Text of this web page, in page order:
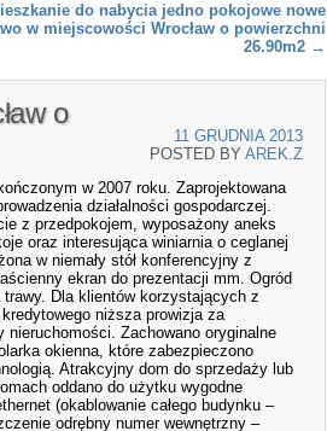
do nabycia jedno pokojowe nowe
w miejscowości Wrocław o powierzchni
26.90m2 →
o
11 GRUDNIA 2013
POSTED BY AREK.Z
w 2007 roku. Zaprojektowana
działalności gospodarczej.
z przedpokojem, wyposażony aneks
oraz interesująca winiarnia o ceglanej
w niemały stół konferencyjny z
ekran do prezentacji mm. Ogród
Dla klientów korzystających z
niższa prowizja za
nieruchomości. Zachowano oryginalne
okienna, które zabezpieczono
Atrakcyjny dom do sprzedaży lub
oddano do użytku wygodne
(okablowanie całego budynku –
odrębny numer wewnętrzny –